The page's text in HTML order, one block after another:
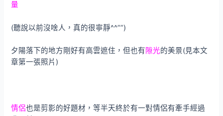
量
(聽說以前沒啥人，真的很寧靜^^””)
夕陽落下的地方剛好有高雲遮住，但也有隙光的美景(見本文
章第一張照片)
情侶也是剪影的好題材，等半天終於有一對情侶有牽手經過